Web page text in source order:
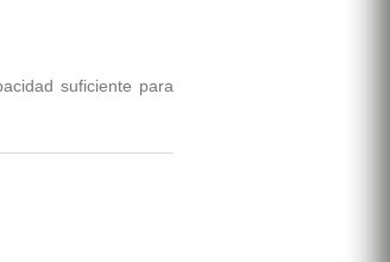
suficiente para